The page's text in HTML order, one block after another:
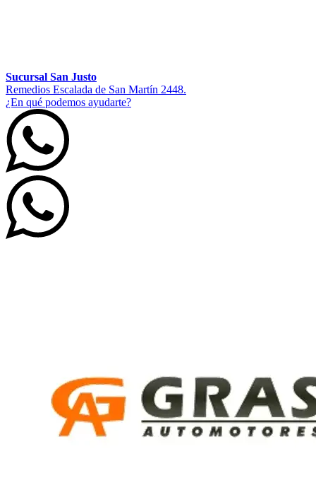
Sucursal San Justo
Remedios Escalada de San Martín 2448.
¿En qué podemos ayudarte?